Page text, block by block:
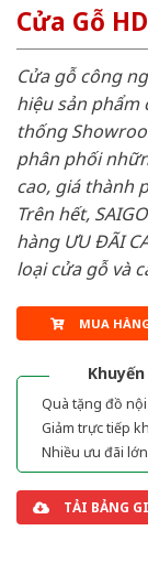
Cửa Gỗ
Cửa gỗ công
hiệu sản phẩm
thống
phân phối
cao, giá thành
Trên hết,
hàng ƯU ĐÃI
loại cửa gỗ và
MUA
Quà tặng đồ
Giảm trực tiếp
Nhiều ưu đãi
TẢI BẢNG